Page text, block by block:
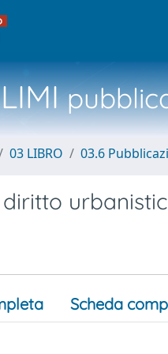
03 LIBRO 03.6
Scheda